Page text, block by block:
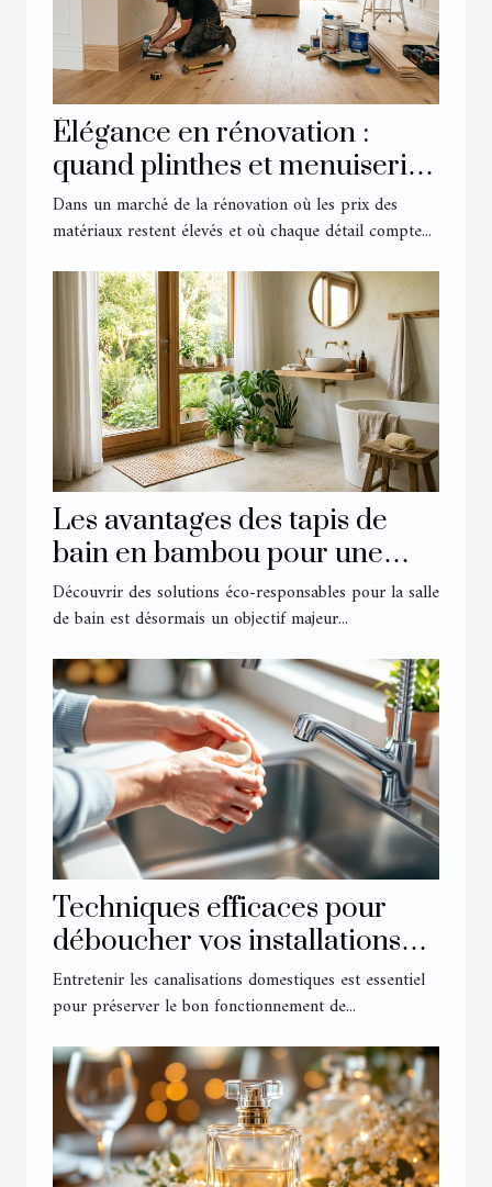
Élégance en rénovation :
quand plinthes et menuiserie
transforment un intérieur
Dans un marché de la rénovation où les prix des
matériaux restent élevés et où chaque détail compte...
Les avantages des tapis de
bain en bambou pour une
salle éco-responsable
Découvrir des solutions éco-responsables pour la salle
de bain est désormais un objectif majeur...
Techniques efficaces pour
déboucher vos installations
domestiques
Entretenir les canalisations domestiques est essentiel
pour préserver le bon fonctionnement de...